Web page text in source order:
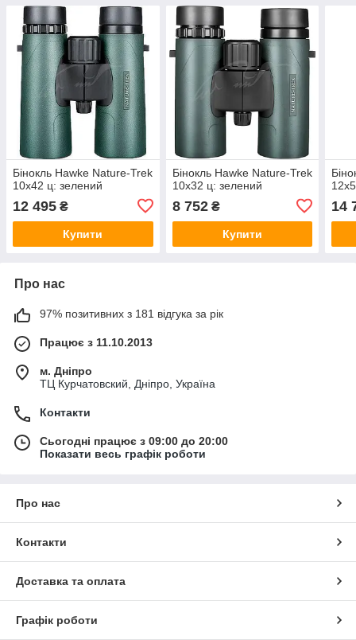
Бінокль Hawke Nature-Trek
10х42 ц: зелений
12 495 ₴
Купити
Бінокль Hawke Nature-Trek
10х32 ц: зелений
8 752₴
Купити
14
Про нас
97% позитивних з 181 відгука за рік
Працює з 11.10.2013
м. Дніпро
ТЦ Курчатовский, Дніпро, Україна
Контакти
Сьогодні працює з 09:00 до 20:00
Показати весь графік роботи
Про нас
Контакти
Доставка та оплата
Графік роботи